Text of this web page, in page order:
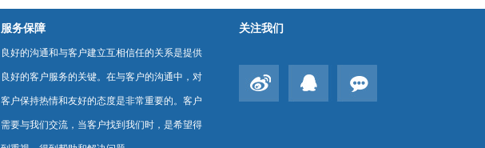
服务保障
良好的沟通和与客户建立互相信任的关系是提供
良好的客户服务的关键。在与客户的沟通中，对
客户保持热情和友好的态度是非常重要的。客户
需要与我们交流，当客户找到我们时，是希望得
关注我们